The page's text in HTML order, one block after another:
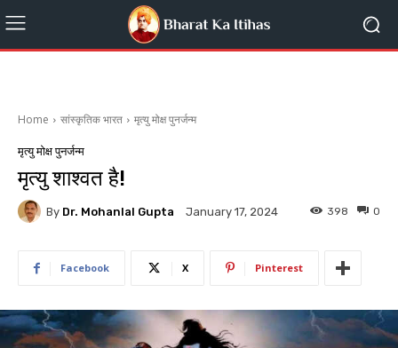
Home सांस्कृतिक भारत मृत्यु मोक्ष पुनर्जन्म
मृत्यु मोक्ष पुनर्जन्म
मृत्यु शाश्वत है!
By Dr. Mohanlal Gupta January 17, 2024 0
398
Facebook X Pinterest